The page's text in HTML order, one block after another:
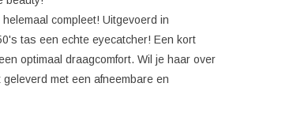
compleet! Uitgevoerd in
tas een echte eyecatcher! Een kort
optimaal draagcomfort. Wil je haar over
met een afneembare en